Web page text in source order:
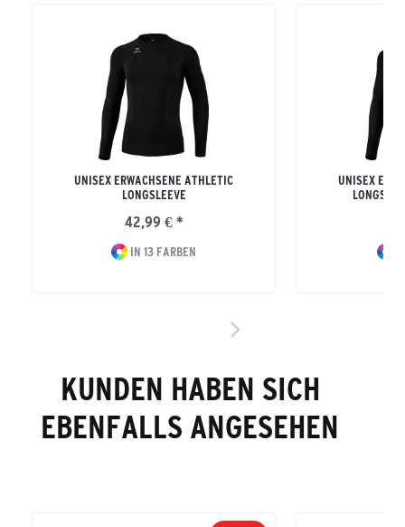
UNISEX ERWACHSENE ATHLETIC
LONGSLEEVE
42,99 € *
IN 13 FARBEN
UNISEX
KUNDEN HABEN SICH
EBENFALLS ANGESEHEN